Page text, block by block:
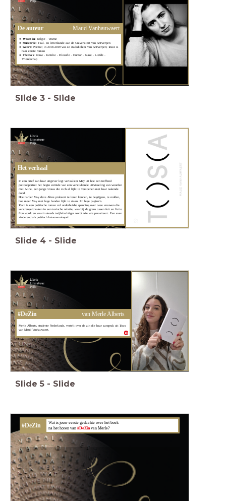
De auteur - Maud Vanhauwaert
Woont in: België - Veurne
Studeerde: Taal- en letterkunde aan de Universiteit van Antwerpen
Genre: Poëzie; in 2018-2019 was ze stadsdichter van Antwerpen;Tosca is
haareerste roman
Thema's: Rouw - Familie - Filosofie - Humor - Kunst - Liefde -
Vriendschap
Slide 3 - Slide
Het verhaal
In een brief aan haar uitgever legt vertaalster May uit hoe een treffend
potloodportret het begin vormde van een verstikkende uitwisseling van woorden
met Aline, een jonge vrouw die zich al lijkt te verzoenen met haar nakende
dood.
Hoe harder May deze Aline probeert te leren kennen, te begrijpen, te redden,
hoe meer May met lege handen lijkt te staan. En lege pagina’s.
Toscais een poëtische roman vol onderhuidse spanning over twee vrouwen die
verstrengeld raken in een toxische relatie, waarbij de grens tussen feit en fictie
flou wordt en waarin steeds twijfelachtiger wordt wie wie parasiteert. Een even
zinderend als poëtisch kat-en-muisspel.
Slide 4 - Slide
#DeZin
Merle Alberts, studente Nederlands, vertelt over de zin die haar aansprak uit Tosca
van Maud Vanhauwaert.
van Merle Alberts
Slide 5 - Slide
#DeZin
Wat is jouw eerste gedachte over het boek
na het horen van#DeZinvan Merle?